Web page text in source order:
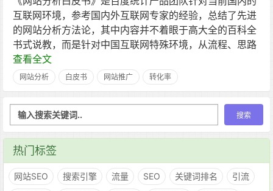
互联网环境，参考国内外互联网专家的经验，总结了先进
的网站分析方法论，其中内容并不着眼于高大全的百科全
书式说教，而是针对中国互联网特殊环境，从流程、思路
查看全文
网站分析 白皮书 网站推广 转化率
热门标签
网站SEO 搜索引擎 流量 SEO 关键词排名
引流